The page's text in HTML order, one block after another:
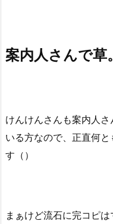
案内人さんで草。
けんけんさんも案内人
いる方なので、正直何
す（）
まぁけど流石に完コピ